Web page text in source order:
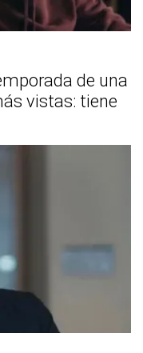
de una
vistas: tiene